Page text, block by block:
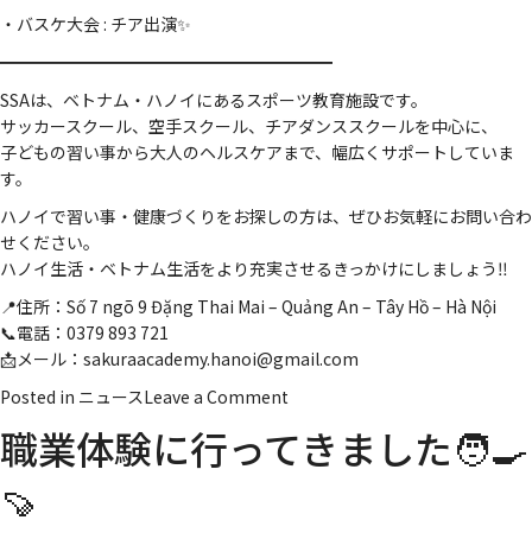
・バスケ大会 : チア出演✨
━━━━━━━━━━━━━━━━━━━━
SSAは、ベトナム・ハノイにあるスポーツ教育施設です。
サッカースクール、空手スクール、チアダンススクールを中心に、
子どもの習い事から大人のヘルスケアまで、幅広くサポートしていま
す。
ハノイで習い事・健康づくりをお探しの方は、ぜひお気軽にお問い合わ
せください。
ハノイ生活・ベトナム生活をより充実させるきっかけにしましょう‼️
📍住所：Số 7 ngõ 9 Đặng Thai Mai – Quảng An – Tây Hồ – Hà Nội
📞電話：0379 893 721
📩メール：sakuraacademy.hanoi@gmail.com
Posted in ニュースLeave a Comment
コ
職業体験に行ってきました🧑‍🍳
🍠